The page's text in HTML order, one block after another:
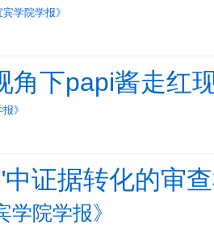
宾学院学报》
角下papi酱走红
》
中证据转化的审
学院学报》